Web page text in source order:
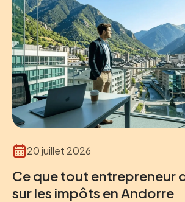
20 juillet 2026
Ce que tout entrepreneur
sur les impôts en Andorre